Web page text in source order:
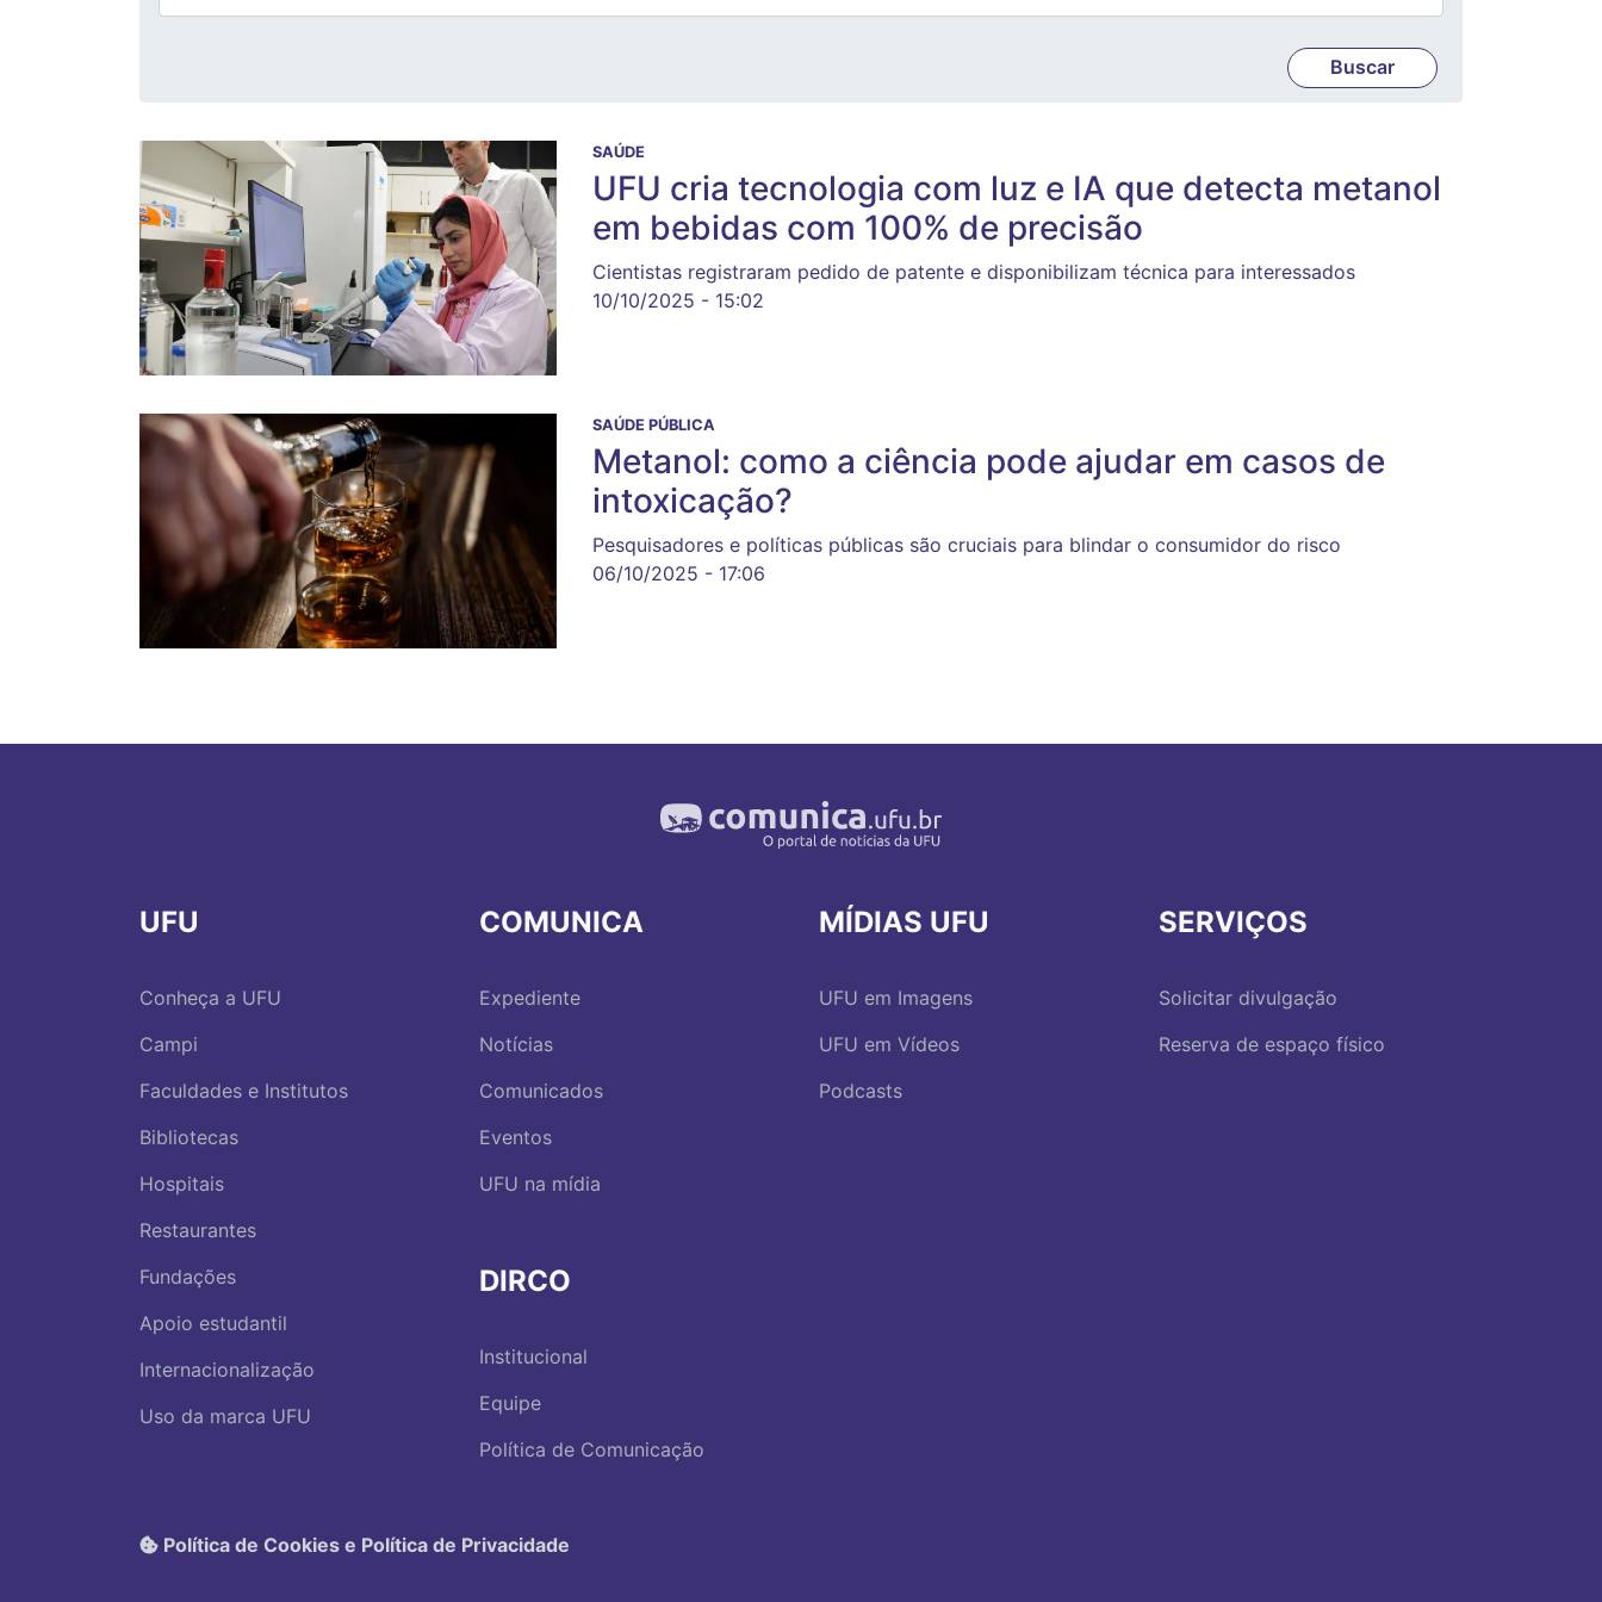
SAÚDE
UFU cria tecnologia com luz e IA que detecta metanol
em bebidas com 100% de precisão
Cientistas registraram pedido de patente e disponibilizam técnica para interessados
10/10/2025 - 15:02
SAÚDE PÚBLICA
Metanol: como a ciência pode ajudar em casos de
intoxicação?
Pesquisadores e políticas públicas são cruciais para blindar o consumidor do risco
06/10/2025 - 17:06
UFU
Conheça a UFU
Campi
Faculdades e Institutos
Bibliotecas
Hospitais
Restaurantes
Fundações
Apoio estudantil
Internacionalização
Uso da marca UFU
COMUNICA
Expediente
Notícias
Comunicados
Eventos
UFU na mídia
DIRCO
Institucional
Equipe
Política de Comunicação
MÍDIAS UFU
UFU em Imagens
UFU em Vídeos
Podcasts
SERVIÇOS
Solicitar divulgação
Reserva de espaço físico
Política de Cookies e Política de Privacidade